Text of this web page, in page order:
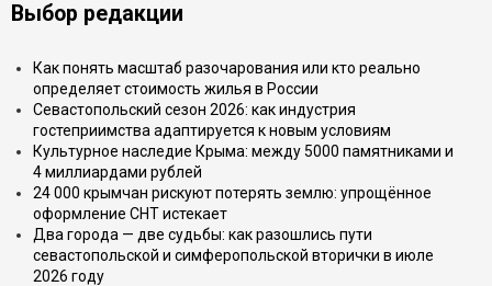
Выбор редакции
Как понять масштаб разочарования или кто реально
определяет стоимость жилья в России
Севастопольский сезон 2026: как индустрия
гостеприимства адаптируется к новым условиям
Культурное наследие Крыма: между 5000 памятниками и
4 миллиардами рублей
24 000 крымчан рискуют потерять землю: упрощённое
оформление СНТ истекает
Два города — две судьбы: как разошлись пути
севастопольской и симферопольской вторички в июле
2026 году